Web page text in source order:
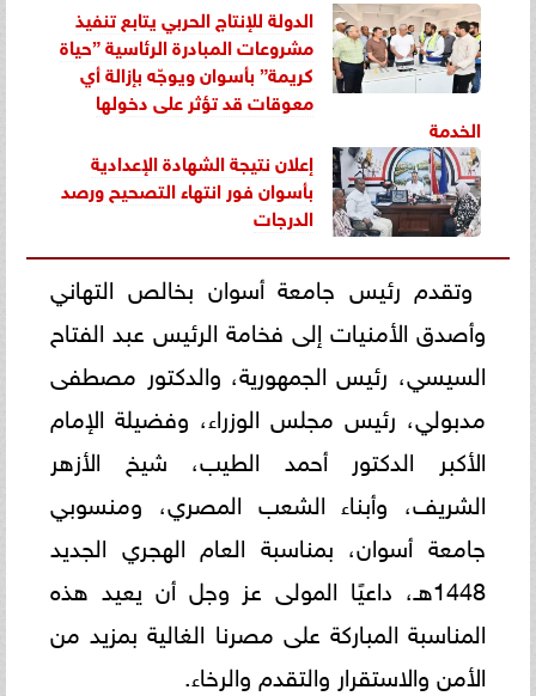
الدولة للإنتاج الحربي يتابع تنفيذ
مشروعات المبادرة الرئاسية ”حياة
كريمة” بأسوان ويوجّه بإزالة أي
معوقات قد تؤثر على دخولها
الخدمة
إعلان نتيجة الشهادة الإعدادية
بأسوان فور انتهاء التصحيح ورصد
الدرجات
وتقدم رئيس جامعة أسوان بخالص التهاني
وأصدق الأمنيات إلى فخامة الرئيس عبد الفتاح
السيسي، رئيس الجمهورية، والدكتور مصطفى
مدبولي، رئيس مجلس الوزراء، وفضيلة الإمام
الأكبر الدكتور أحمد الطيب، شيخ الأزهر
الشريف، وأبناء الشعب المصري، ومنسوبي
جامعة أسوان، بمناسبة العام الهجري الجديد
1448هـ، داعيًا المولى عز وجل أن يعيد هذه
المناسبة المباركة على مصرنا الغالية بمزيد من
الأمن والاستقرار والتقدم والرخاء.